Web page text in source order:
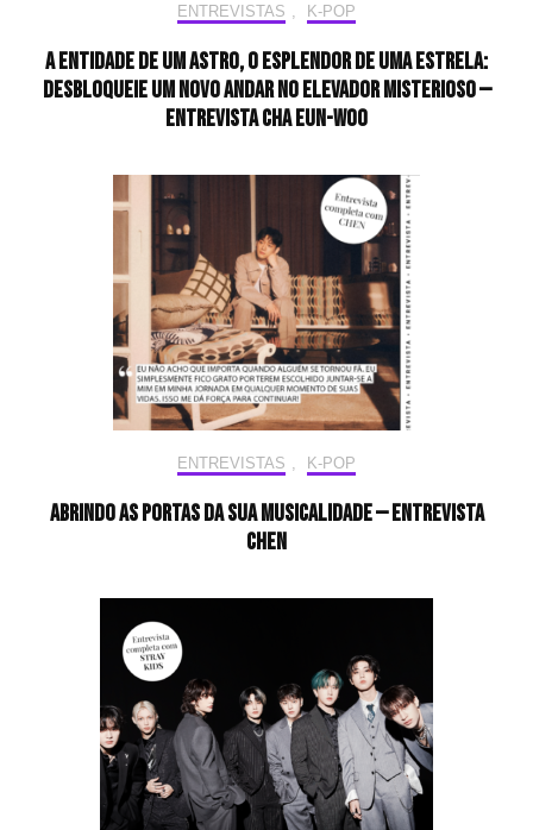
ENTREVISTAS , K-POP
A entidade de um astro, o esplendor de uma estrela:
desbloqueie um novo andar no elevador misterioso —
Entrevista CHA EUN-WOO
ENTREVISTAS , K-POP
Abrindo as portas da sua musicalidade — Entrevista
CHEN